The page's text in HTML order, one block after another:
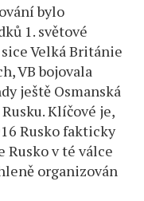
bylo
1. světové
Velká Británie
VB bojovala
ještě Osmanská
Klíčové je,
Rusko fakticky
Rusko v té válce
organizován